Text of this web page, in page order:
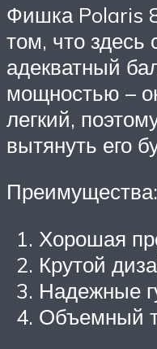
Фишка Polaris
том, что здесь
адекватный
мощностью –
легкий,
вытянуть его
Преимущества:
Хорошая
Крутой
Надежные
Объемный